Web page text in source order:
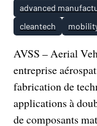
advanced
cleantech
AVSS – Aerial
entreprise
fabrication de
applications à
de composants